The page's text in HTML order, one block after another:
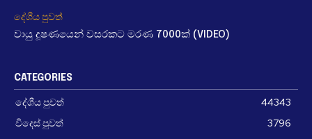
දේශීය පුවත්
වායු දූෂණයෙන් වසරකට මරණ 7000ක් (VIDEO)
CATEGORIES
දේශීය පුවත්
44343
විදෙස් පුවත්
3796